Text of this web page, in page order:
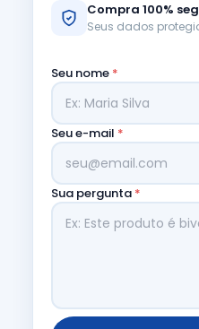
Compra 100%
Seus dados
Seu nome *
Seu e-mail *
Sua pergunta *